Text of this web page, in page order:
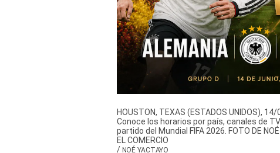
HOUSTON, TEXAS (ESTADOS UNIDOS),
Conoce los horarios por país, canales de
partido del Mundial FIFA 2026. FOTO DE
EL COMERCIO
/ NOÉ YACTAYO